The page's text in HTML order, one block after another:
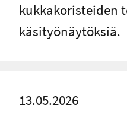
kukkakoristeiden
käsityönäytöksiä.
13.05.2026